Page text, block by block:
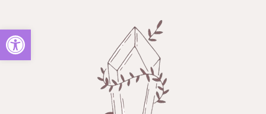
Ouvrir la barre d’outils